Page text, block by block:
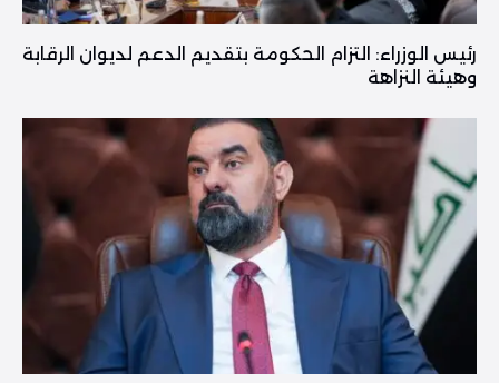
رئيس الوزراء: التزام الحكومة بتقديم الدعم لديوان الرقابة
وهيئة النزاهة